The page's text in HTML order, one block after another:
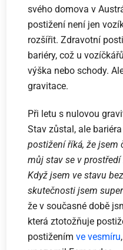
svého domova v
postižení není jen
rozšířit. Zdravotní
bariéry, což u
výška nebo schody.
gravitace.
Při letu s nulovou
Stav zůstal, ale
postižení říká, že jsem
můj stav se v prostředí
Když jsem ve stavu
skutečnosti jsem
že v současné době
která ztotožňuje
postiženímve vesmíru